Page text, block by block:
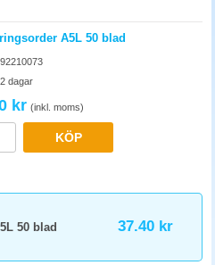
A5L 50 blad
92210073
dagar
kr (inkl. moms)
KÖP
50 blad 37.40 kr